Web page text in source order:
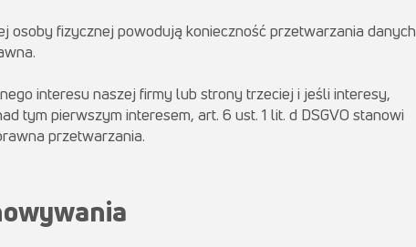
fizycznej powodują konieczność przetwarzania danych
interesu naszej firmy lub strony trzeciej i jeśli interesy,
tym pierwszym interesem, art. 6 ust. 1 lit. d DSGVO stanowi
przetwarzania.